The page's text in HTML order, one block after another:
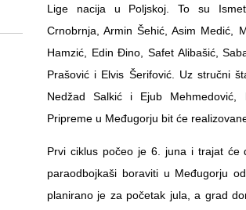
Lige nacija u Poljskoj. To su
Crnobrnja, Armin Šehić, Asim Medić,
Hamzić, Edin Đino, Safet Alibašić,
Prašović i Elvis Šerifović. Uz stručni
Nedžad Salkić i Ejub Mehmedović,
Pripreme u Međugorju bit će
Prvi ciklus počeo je 6. juna i trajat
paraodbojkaši boraviti u Međugorju
planirano je za početak jula, a grad